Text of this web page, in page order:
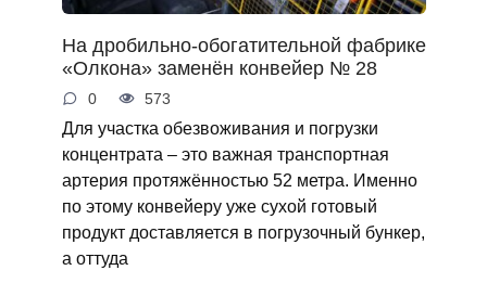
На дробильно-обогатительной фабрике
«Олкона» заменён конвейер № 28
0 573
Для участка обезвоживания и погрузки
концентрата – это важная транспортная
артерия протяжённостью 52 метра. Именно
по этому конвейеру уже сухой готовый
продукт доставляется в погрузочный бункер,
а оттуда